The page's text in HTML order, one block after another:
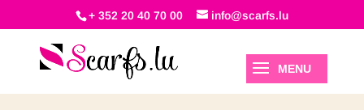
+ 352 20 40 70 00 info@scarfs.lu